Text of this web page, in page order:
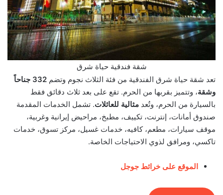
شقة فندقية حياة شرق
تعد شقة حياة شرق الفندقية من فئة الثلاث نجوم وتضم
332 جناحاً
وشقة، وتتميز بقربها من الحرم. تقع على بعد ثلاث دقائق فقط
بالسيارة من الحرم، وتُعد مثالية للعائلات. تشمل الخدمات المقدمة
صندوق أمانات، إنترنت، تكييف، مطبخ، مراحيض إيرانية وغربية،
موقف سيارات، مطعم، كافيه، خدمات غسيل، مركز تسوق، خدمات
تاكسي، ومرافق لذوي الاحتياجات الخاصة.
الموقع على خرائط جوجل